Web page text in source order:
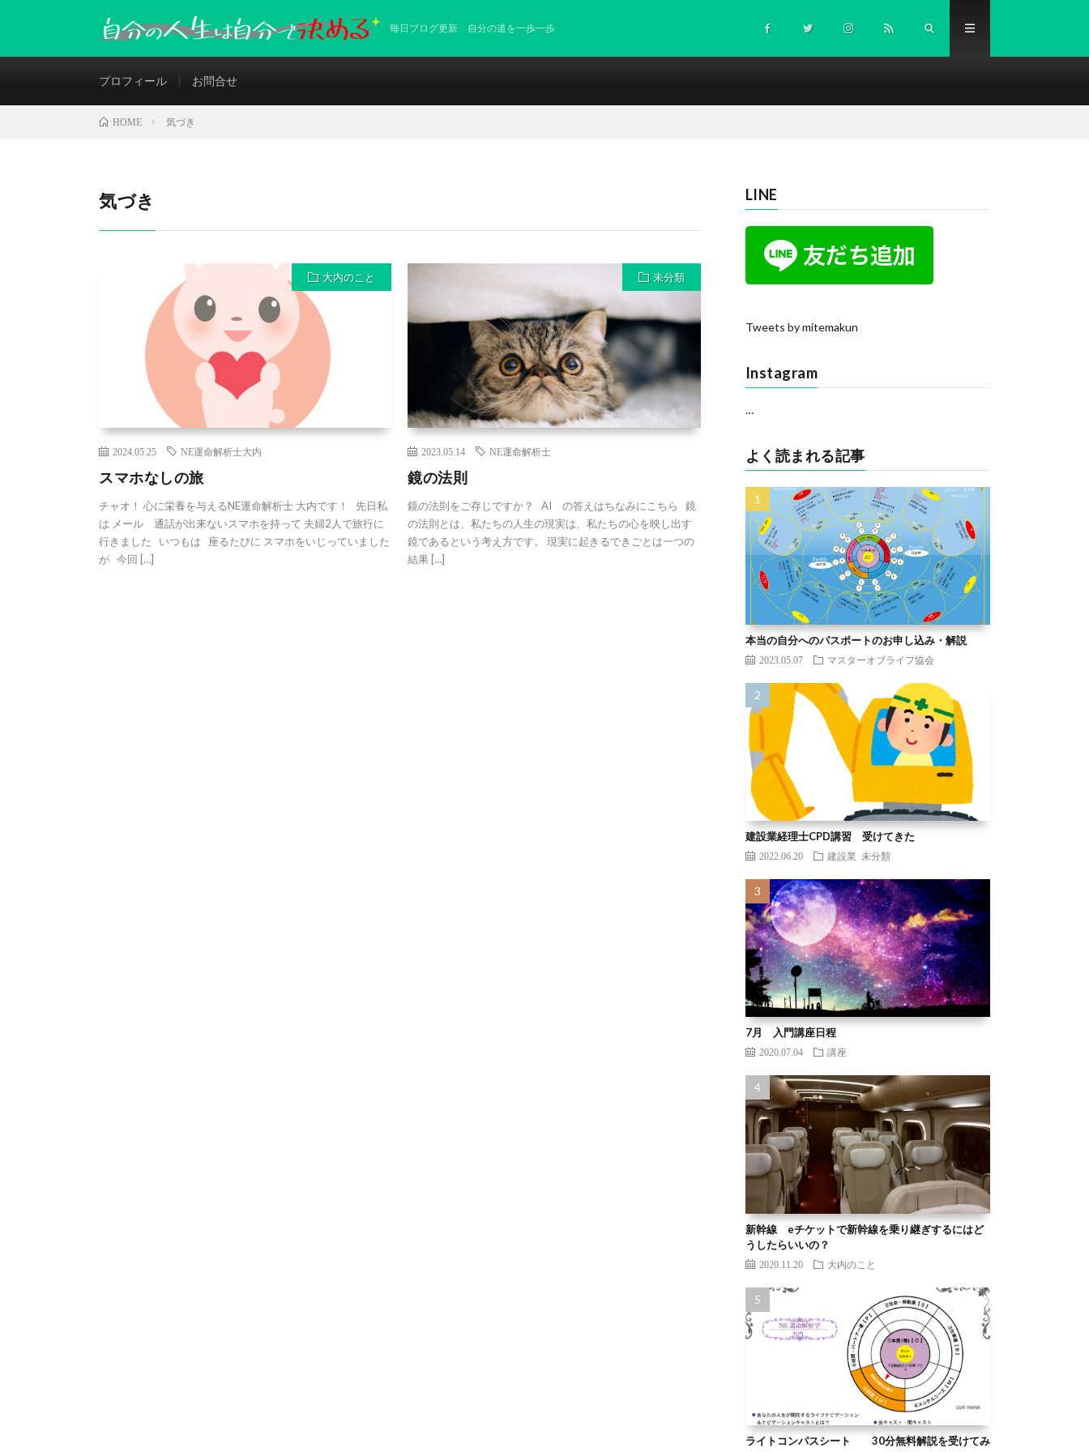
毎日ブログ更新 自分の道を一歩一歩
プロフィール お問合せ
HOME 気づき
気づき
大内のこと
2024.05.25 NE運命解析士大内
スマホなしの旅
チャオ！ 心に栄養を与えるNE運命解析士 大内です！ 先日私
は メール 通話が出来ないスマホを持って 夫婦2人で旅行に
行きました いつもは 座るたびに スマホをいじっていました
が 今回 […]
未分類
2023.05.14 NE運命解析士
鏡の法則
鏡の法則をご存じですか？ AI の答えはちなみにこちら 鏡
の法則とは、私たちの人生の現実は、私たちの心を映し出す
鏡であるという考え方です。 現実に起きるできごとは一つの
結果 […]
LINE
Tweets by mitemakun
Instagram
…
よく読まれる記事
本当の自分へのパスポートのお申し込み・解説
2023.05.07 マスターオブライフ協会
建設業経理士CPD講習 受けてきた
2022.06.20 建設業 未分類
7月 入門講座日程
2020.07.04 講座
新幹線 eチケットで新幹線を乗り継ぎするにはど
うしたらいいの？
2020.11.20 大内のこと
ライトコンパスシート 30分無料解説を受けてみ